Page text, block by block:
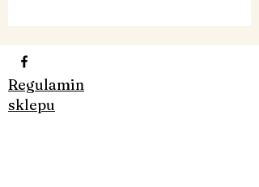
Regulamin
sklepu